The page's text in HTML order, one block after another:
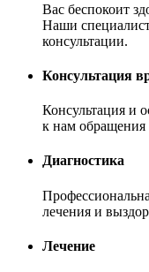
Вас беспокоит
Наши
консультации.
Консультация
Консультация и
к нам обращения
Диагностика
лечения и
Лечение